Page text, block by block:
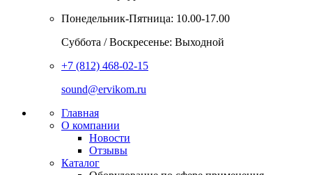
Понедельник-Пятница: 10.00-17.00
Суббота / Воскресенье: Выходной
+7 (812) 468-02-15
sound@ervikom.ru
Главная
О компании
Новости
Отзывы
Каталог